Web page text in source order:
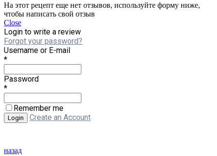
На этот рецепт еще нет отзывов, используйте форму ниже,
чтобы написать свой отзыв
Close
Login to write a review
Forgot your password?
Username or E-mail
*
Password
*
Remember me
Create an Account
назад